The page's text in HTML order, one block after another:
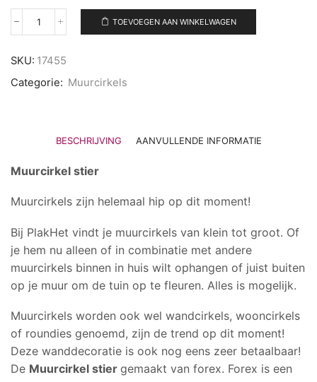
Muurcirkel
TOEVOEGEN AAN WINKELWAGEN
SKU: 17455
Categorie: Muurcirkels
BESCHRIJVING AANVULLENDE INFORMATIE
Muurcirkel stier
Muurcirkels zijn helemaal hip op dit moment!
Bij PlakHet vindt je muurcirkels van klein tot groot. Of
je hem nu alleen of in combinatie met andere
muurcirkels binnen in huis wilt ophangen of juist buiten
op je muur om de tuin op te fleuren. Alles is mogelijk.
Muurcirkels worden ook wel wandcirkels, wooncirkels
of roundies genoemd, zijn de trend op dit moment!
Deze wanddecoratie is ook nog eens zeer betaalbaar!
De Muurcirkel stier gemaakt van forex. Forex is een